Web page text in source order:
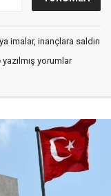
imalar, inançlara saldırı
yorumlar